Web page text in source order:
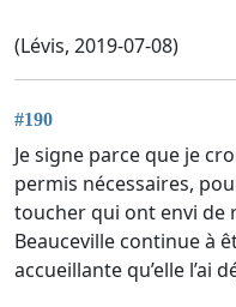
(Lévis, 2019-07-08)
#190
Je signe parce que je
permis nécessaires,
toucher qui ont envi de
Beauceville continue à
accueillante qu’elle l’ai